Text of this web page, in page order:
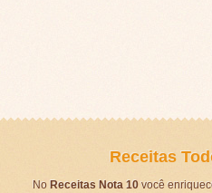
Receitas
No Receitas Nota 10você